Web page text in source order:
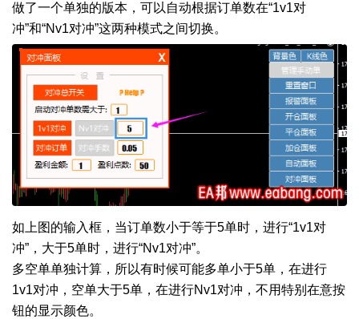
做了一个单独的版本，可以自动根据订单数在“1v1对
冲”和“Nv1对冲”这两种模式之间切换。
如上图的输入框，当订单数小于等于5单时，进行“1v1对
冲”，大于5单时，进行“Nv1对冲”。
多空单单独计算，所以有时候可能多单小于5单，在进行
1v1对冲，空单大于5单，在进行Nv1对冲，不用特别在意按
钮的显示颜色。